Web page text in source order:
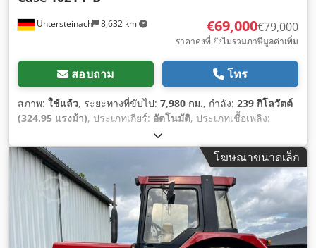
Untersteinach 8,632 km €69,000€79,000
ราคาคงที่ ยังไม่รวมภาษีมูลค่าเพิ่ม
สอบถาม โทร
สภาพ: ใช้แล้ว, ระยะทางที่ขับไป: 7,980 กม., กำลัง: 239 กิโลวัตต์
(324.95 แรงม้า), ประเภทเกียร์: อัตโนมัติ, ประเภทเชื้อเพลิง:
, การลงทะเบียนครั้งแรก:
2013, อุปกรณ์:เครื่องปรับอากาศ,
โฆษณาขนาดเล็ก